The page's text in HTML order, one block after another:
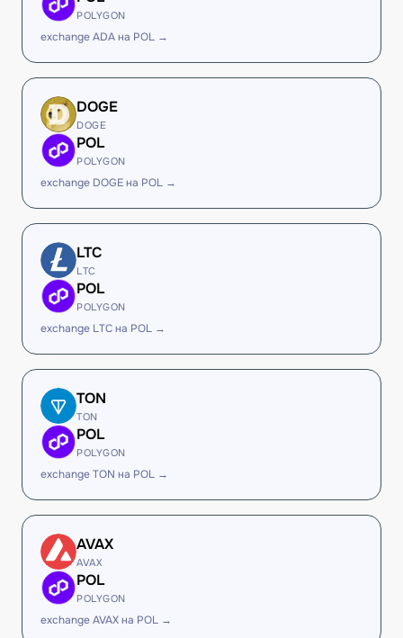
POLYGON
exchange ADA на POL →
DOGE
DOGE
POL
POLYGON
exchange DOGE на POL →
LTC
LTC
POL
POLYGON
exchange LTC на POL →
TON
TON
POL
POLYGON
exchange TON на POL →
AVAX
AVAX
POL
POLYGON
exchange AVAX на POL →